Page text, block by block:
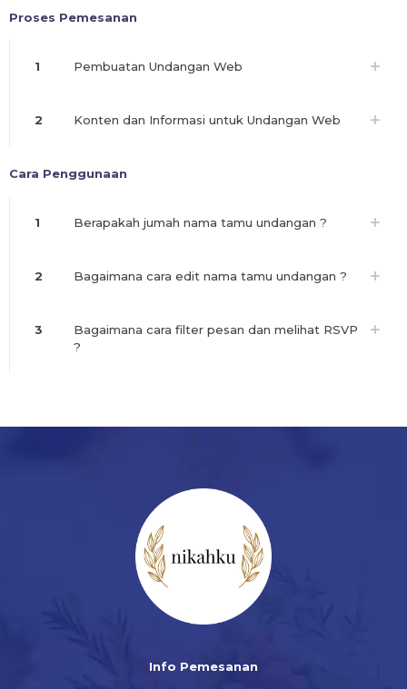
Proses Pemesanan
1 Pembuatan Undangan Web
2 Konten dan Informasi untuk Undangan Web
Cara Penggunaan
1 Berapakah jumah nama tamu undangan ?
2 Bagaimana cara edit nama tamu undangan ?
3
Bagaimana cara filter pesan dan melihat RSVP
?
Info Pemesanan